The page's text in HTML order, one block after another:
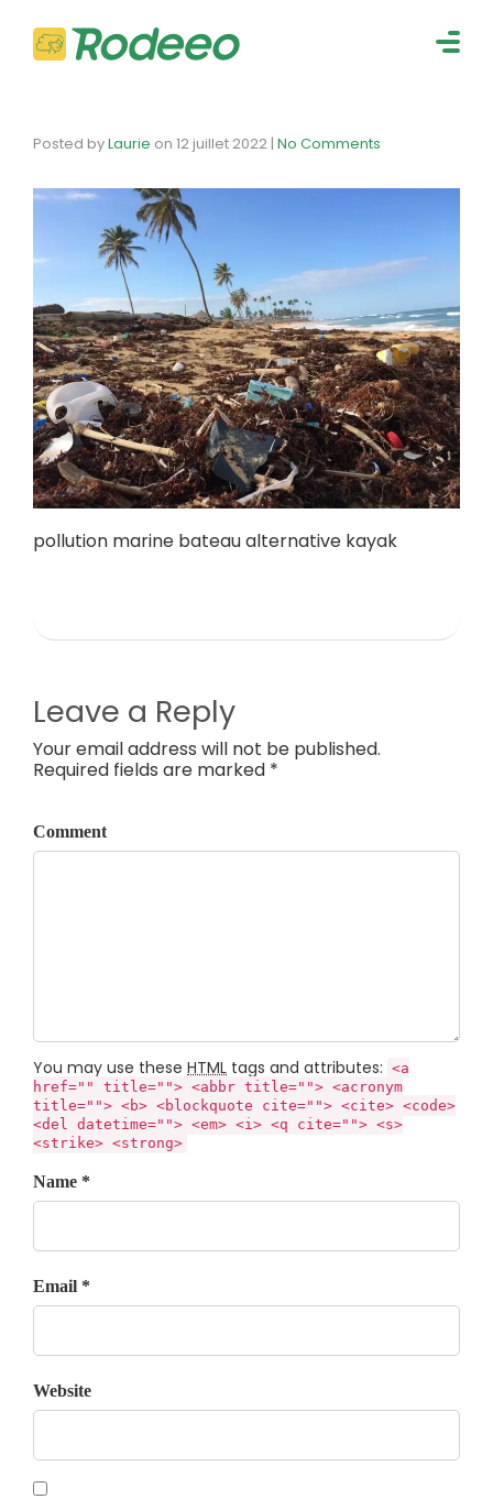
Posted byLaurie on 12 juillet 2022 | No Comments
pollution marine bateau alternative kayak
Leave a Reply
Your email address will not be published.
Required fields are marked *
Comment
You may use these HTML tags and attributes: <a
href="" title=""> <abbr title=""> <acronym
title=""> <b> <blockquote cite=""> <cite> <code>
<del datetime=""> <em> <i> <q cite=""> <s>
<strike> <strong>
Name *
Email *
Website